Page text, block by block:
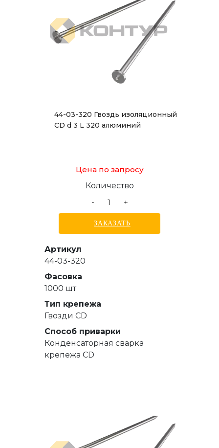
44-03-320 Гвоздь изоляционный
CD d 3 L 320 алюминий
Цена по запросу
Количество
-
+
ЗАКАЗАТЬ
Артикул
44-03-320
Фасовка
1000 шт
Тип крепежа
Гвозди СD
Способ приварки
Конденсаторная сварка
крепежа CD